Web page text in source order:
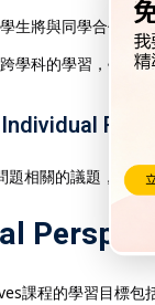
學生將與同學合作進
學科的學習，學生
相關的議題，進
課程的學習目標包